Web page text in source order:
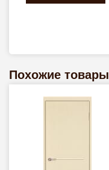
Похожие товары